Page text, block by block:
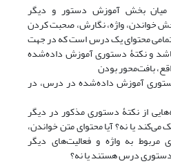
میان بخش آموزش دستور و دیگر
خواندن، واژه، نگارش، صحبت کردن
محتوای یک درس است که در جهت
و نکتۀ دستوری آموزش داده‌شده
بافت‌محور بودن
آموزش داده‌شده در درس، در
از نکتۀ دستوری مذکور در دیگر
یا نه؟ آیا محتوای متن خواندن،
مربوط به واژه و فعالیت‌های دیگر
درس هستند یا نه؟